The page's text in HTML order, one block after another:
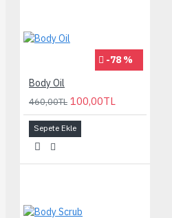
-78 %
Body Oil
460,00TL 100,00TL
Sepete Ekle